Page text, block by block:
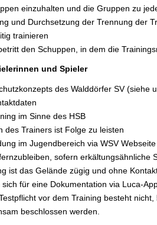
einzuhalten und die Gruppen zu
und Durchsetzung der Trennung der
trainieren
den Schuppen, in dem die
und Spieler
des Walddörfer SV (siehe
im Sinne des HSB
des Trainers ist Folge zu leisten
im Jugendbereich via WSV
sofern erkältungsähnliche
ist das Gelände zügig und ohne
für eine Dokumentation via Luca-
vor dem Training besteht
beschlossen werden.